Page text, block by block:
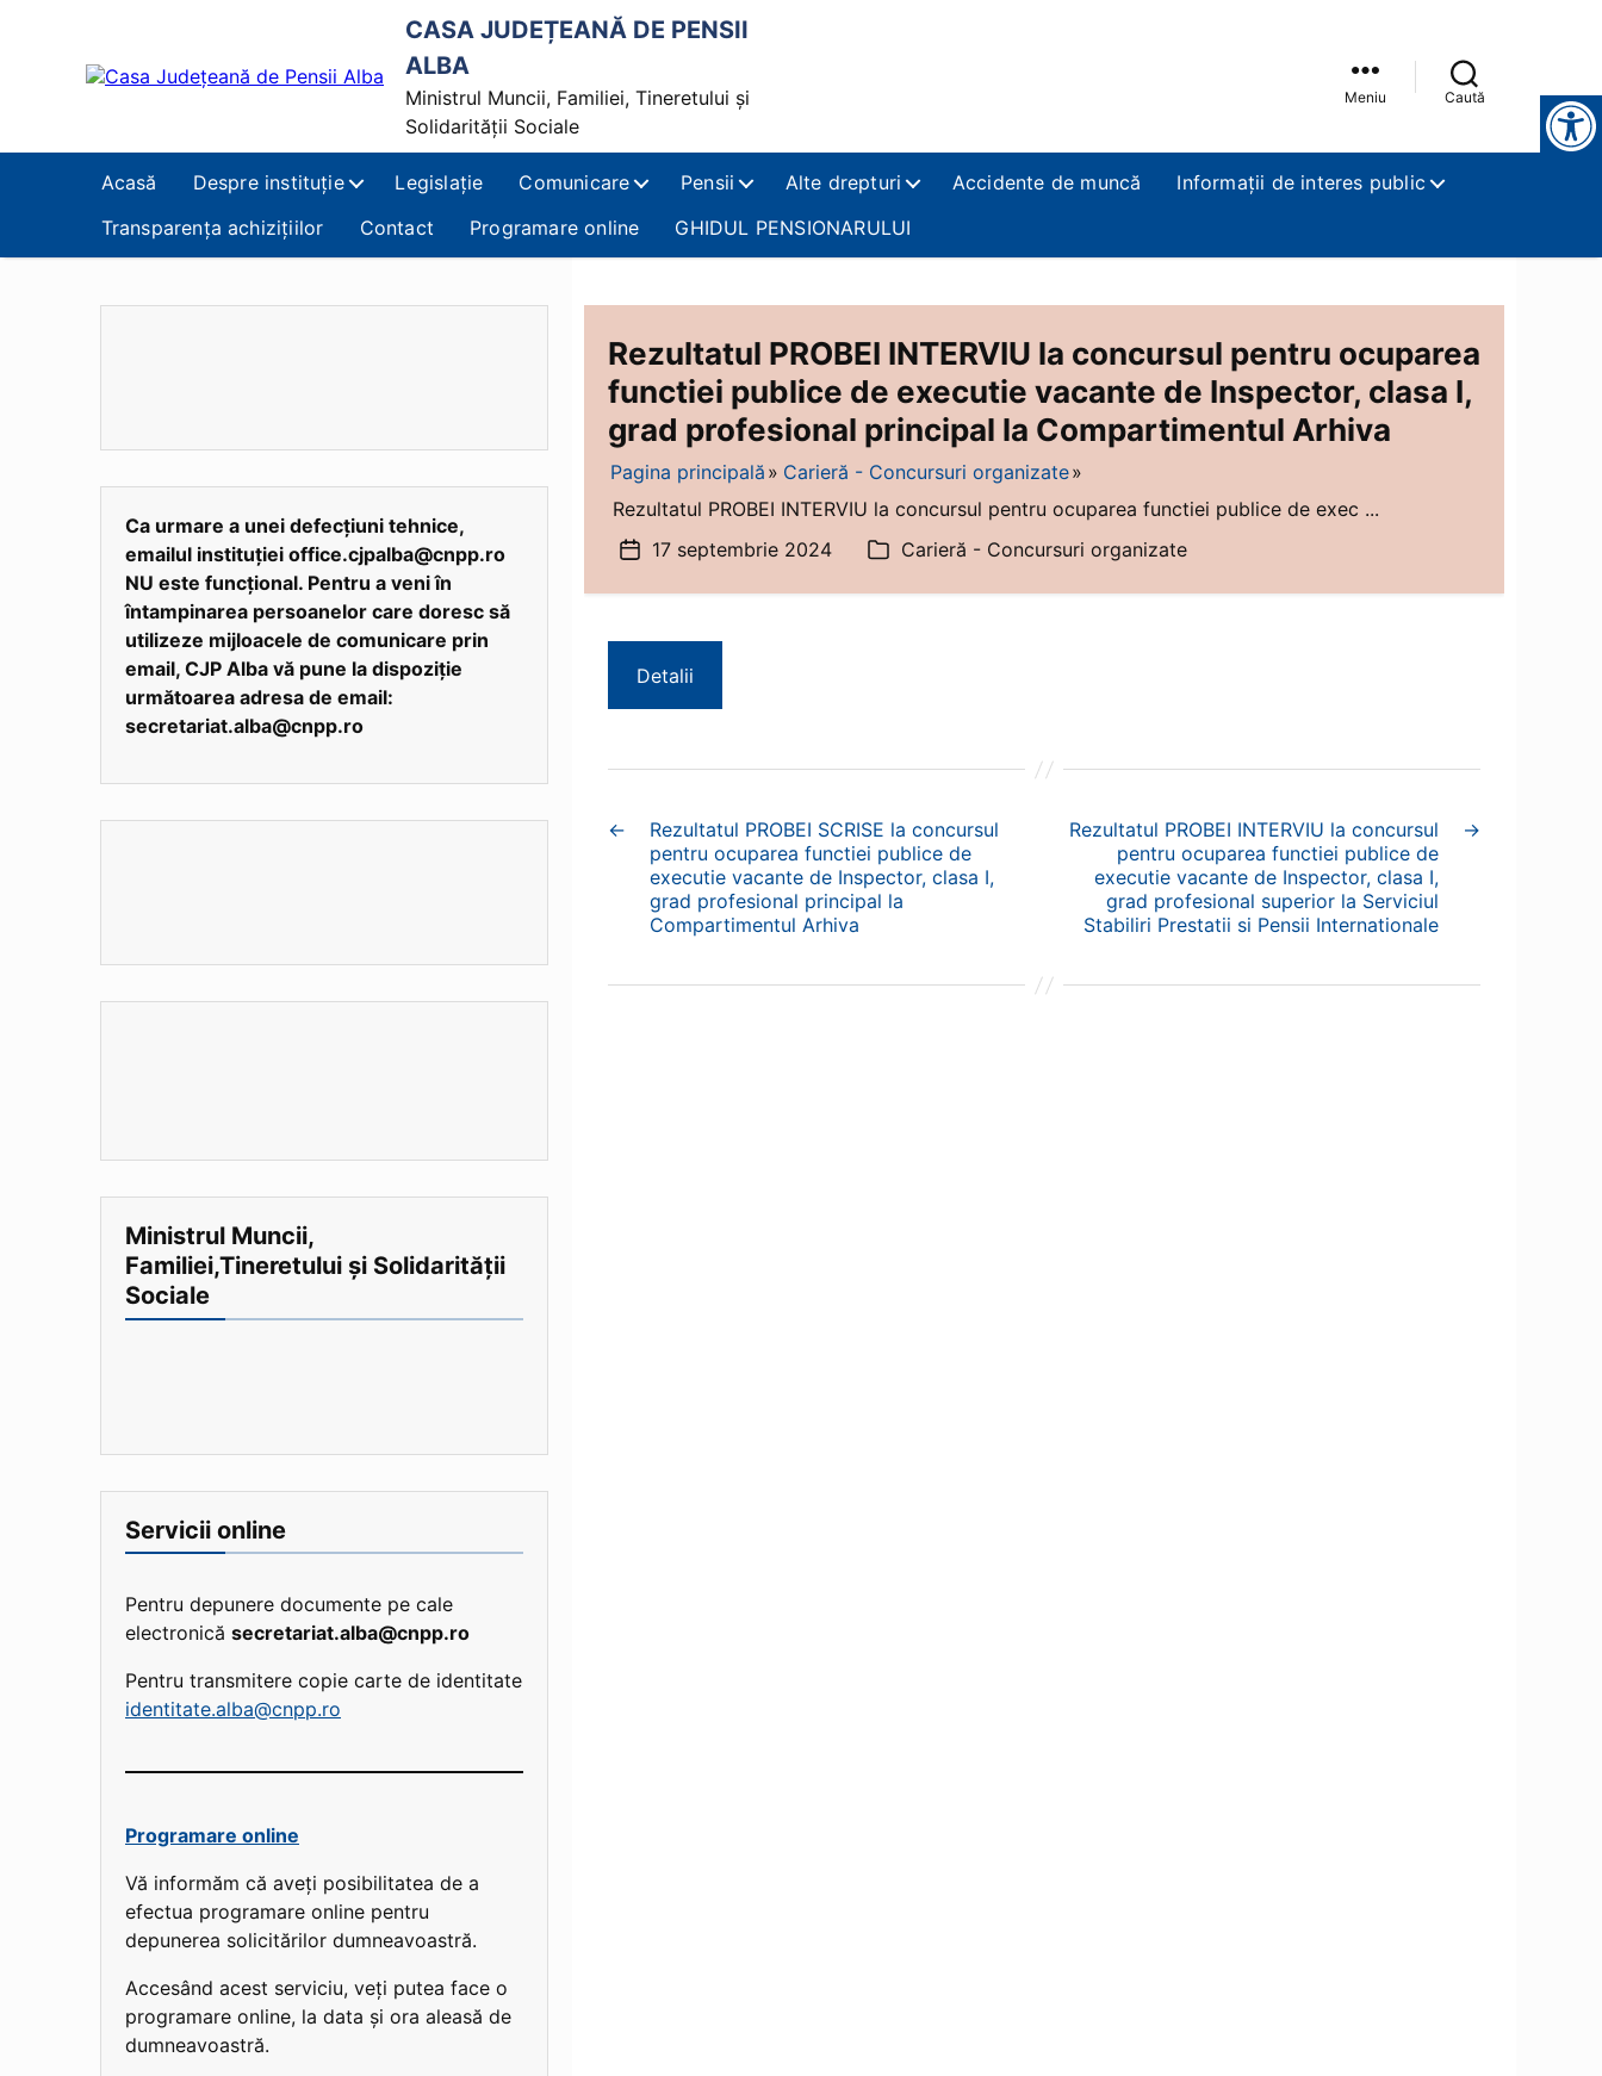
de
Pensii
Alba
CASA JUDEȚEANĂ DE PENSII
ALBA
Ministrul Muncii, Familiei, Tineretului și
Solidarității Sociale
Meniu Caută
Acasă Despre instituție Legislație Comunicare Pensii Alte drepturi Accidente de muncă
Informații de interes public
Transparența achizițiilor
Contact Programare online GHIDUL PENSIONARULUI
Instrumente pentru accesibilitate
Rezultatul PROBEI INTERVIU la concursul pentru ocuparea
functiei publice de executie vacante de Inspector, clasa I,
grad profesional principal la Compartimentul Arhiva
Pagina principală
Carieră - Concursuri organizate
Rezultatul PROBEI INTERVIU la concursul pentru ocuparea functiei publice de exec ...
Dată17 septembrie 2024 Categorii
Carieră - Concursuri organizate
Detalii
←
Rezultatul PROBEI SCRISE la concursul
pentru ocuparea functiei publice de
executie vacante de Inspector, clasa I,
grad profesional principal la
Compartimentul Arhiva
→
Rezultatul PROBEI INTERVIU la concursul
pentru ocuparea functiei publice de
executie vacante de Inspector, clasa I,
grad profesional superior la Serviciul
Stabiliri Prestatii si Pensii Internationale
Ca urmare a unei defecțiuni tehnice,
emailul instituției office.cjpalba@cnpp.ro
NU este funcțional. Pentru a veni în
întampinarea persoanelor care doresc să
utilizeze mijloacele de comunicare prin
email, CJP Alba vă pune la dispoziție
următoarea adresa de email:
secretariat.alba@cnpp.ro
Ministrul Muncii,
Familiei,Tineretului și Solidarității
Sociale
Servicii online
Pentru depunere documente pe cale
electronică secretariat.alba@cnpp.ro
Pentru transmitere copie carte de identitate
identitate.alba@cnpp.ro
Programare online
Vă informăm că aveți posibilitatea de a
efectua programare online pentru
depunerea solicitărilor dumneavoastră.
Accesând acest serviciu, veți putea face o
programare online, la data și ora aleasă de
dumneavoastră.